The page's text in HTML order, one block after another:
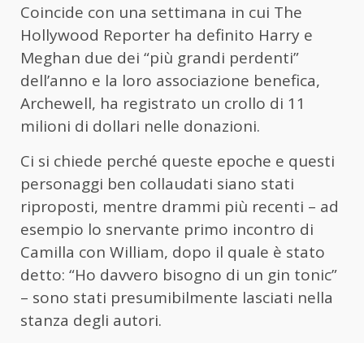
Coincide con una settimana in cui The
Hollywood Reporter ha definito Harry e
Meghan due dei “più grandi perdenti”
dell’anno e la loro associazione benefica,
Archewell, ha registrato un crollo di 11
milioni di dollari nelle donazioni.
Ci si chiede perché queste epoche e questi
personaggi ben collaudati siano stati
riproposti, mentre drammi più recenti – ad
esempio lo snervante primo incontro di
Camilla con William, dopo il quale è stato
detto: “Ho davvero bisogno di un gin tonic”
– sono stati presumibilmente lasciati nella
stanza degli autori.